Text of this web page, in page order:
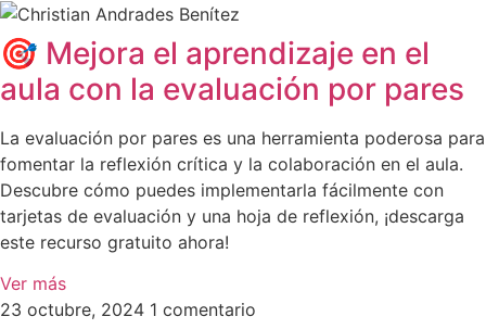
🎯 Mejora el aprendizaje en el
aula con la evaluación por pares
La evaluación por pares es una herramienta poderosa para
fomentar la reflexión crítica y la colaboración en el aula.
Descubre cómo puedes implementarla fácilmente con
tarjetas de evaluación y una hoja de reflexión, ¡descarga
este recurso gratuito ahora!
Ver más
23 octubre, 2024 1 comentario